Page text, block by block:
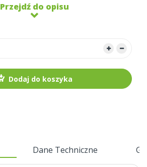
Przejdź do opisu
Dodaj do koszyka
Dane Techniczne